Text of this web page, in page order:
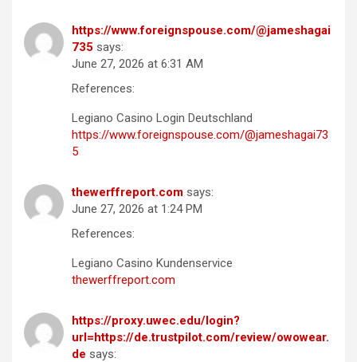
https://www.foreignspouse.com/@jameshagai
735 says:
June 27, 2026 at 6:31 AM
References:
Legiano Casino Login Deutschland
https://www.foreignspouse.com/@jameshagai73
5
thewerffreport.com says:
June 27, 2026 at 1:24 PM
References:
Legiano Casino Kundenservice
thewerffreport.com
https://proxy.uwec.edu/login?
url=https://de.trustpilot.com/review/owowear.
de says: